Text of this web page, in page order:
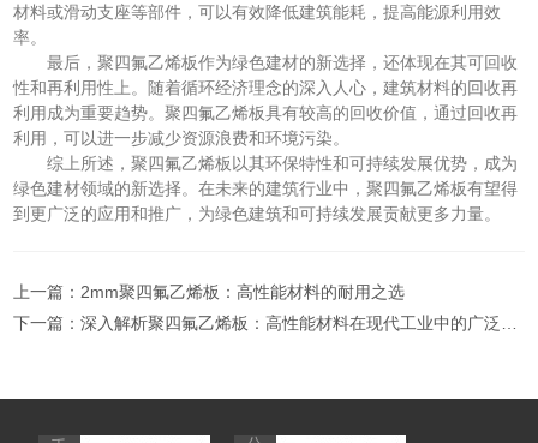
材料或滑动支座等部件，可以有效降低建筑能耗，提高能源利用效
率。
最后，聚四氟乙烯板作为绿色建材的新选择，还体现在其可回收
性和再利用性上。随着循环经济理念的深入人心，建筑材料的回收再
利用成为重要趋势。聚四氟乙烯板具有较高的回收价值，通过回收再
利用，可以进一步减少资源浪费和环境污染。
综上所述，聚四氟乙烯板以其环保特性和可持续发展优势，成为
绿色建材领域的新选择。在未来的建筑行业中，聚四氟乙烯板有望得
到更广泛的应用和推广，为绿色建筑和可持续发展贡献更多力量。
上一篇： 2mm聚四氟乙烯板：高性能材料的耐用之选
下一篇：深入解析聚四氟乙烯板：高性能材料在现代工业中的广泛应用与优势